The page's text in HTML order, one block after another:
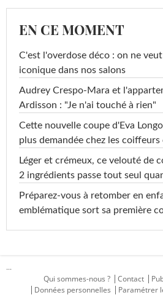
EN CE MOMENT
C'est l'overdose déco : on ne
iconique dans nos salons
Audrey Crespo-Mara et
Ardisson : "Je n'ai touché à rien"
Cette nouvelle coupe d'Eva
plus demandée chez les coiffeurs
Léger et crémeux, ce velouté de
2 ingrédients passe tout seul
Préparez-vous à retomber en
emblématique sort sa première
...
Qui sommes-nous ?
Contact
Données personnelles
Paramétrer